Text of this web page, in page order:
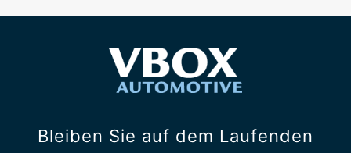
Bleiben Sie auf dem Laufenden